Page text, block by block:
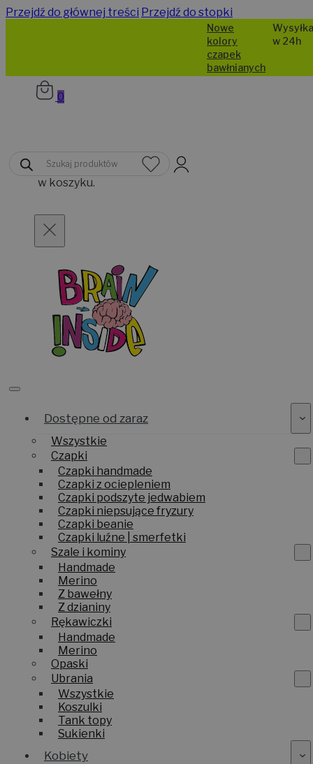
Przejdź do głównej treści Przejdź do stopki
Nowe
kolory
czapek
bawłnianych
Wysyłka
w 24h
Wyszukiwarka
produktów
0
produktów
w koszyku.
Dostępne od zaraz
Wszystkie
Czapki
Czapki handmade
Czapki z ociepleniem
Czapki podszyte jedwabiem
Czapki niepsujące fryzury
Czapki beanie
Czapki luźne | smerfetki
Szale i kominy
Handmade
Merino
Z bawełny
Z dzianiny
Rękawiczki
Handmade
Merino
Opaski
Ubrania
Wszystkie
Koszulki
Tank topy
Sukienki
Kobiety